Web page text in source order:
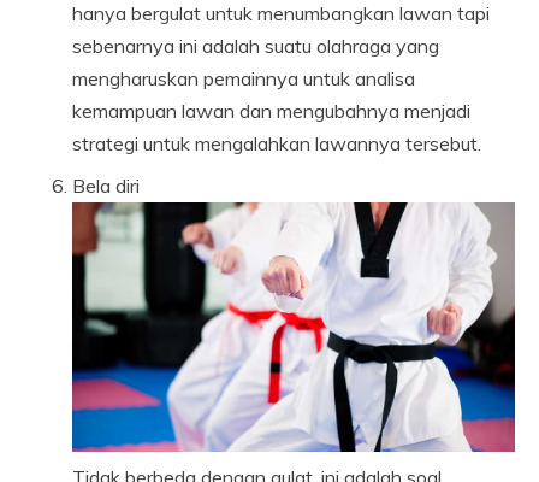
hanya bergulat untuk menumbangkan lawan tapi
sebenarnya ini adalah suatu olahraga yang
mengharuskan pemainnya untuk analisa
kemampuan lawan dan mengubahnya menjadi
strategi untuk mengalahkan lawannya tersebut.
Bela diri